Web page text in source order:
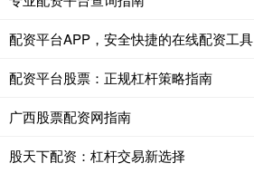
配资平台APP，安全快捷的在线配资工具
配资平台股票：正规杠杆策略指南
广西股票配资网指南
股天下配资：杠杆交易新选择